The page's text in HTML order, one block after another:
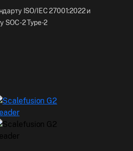
ISO/IEC 27001:2022 и
SOC-2 Type-2